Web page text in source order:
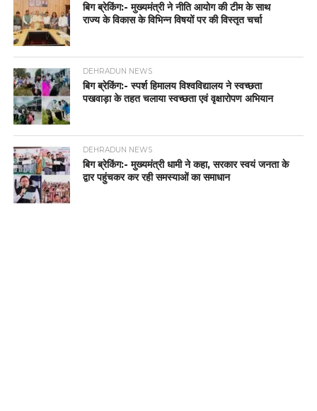
बिग ब्रेकिंग:- मुख्यमंत्री ने नीति आयोग की टीम के साथ
राज्य के विकास के विभिन्न विषयों पर की विस्तृत चर्चा
DEHRADUN NEWS
बिग ब्रेकिंग:- स्पर्श हिमालय विश्वविद्यालय ने स्वच्छता
पखवाड़ा के तहत चलाया स्वच्छता एवं वृक्षारोपण अभियान
DEHRADUN NEWS
बिग ब्रेकिंग:- मुख्यमंत्री धामी ने कहा, सरकार स्वयं जनता के
द्वार पहुंचकर कर रही समस्याओं का समाधान